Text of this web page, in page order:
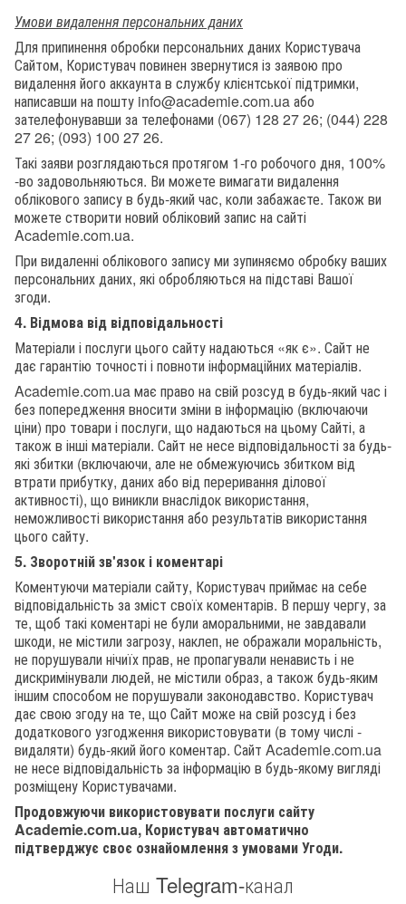
Умови видалення персональних даних
Для припинення обробки персональних даних Користувача
Сайтом, Користувач повинен звернутися із заявою про
видалення його аккаунта в службу клієнтської підтримки,
написавши на пошту info@academie.com.ua або
зателефонувавши за телефонами (067) 128 27 26; (044) 228
27 26; (093) 100 27 26.
Такі заяви розглядаються протягом 1-го робочого дня, 100%
-во задовольняються. Ви можете вимагати видалення
облікового запису в будь-який час, коли забажаєте. Також ви
можете створити новий обліковий запис на сайті
Academie.com.ua.
При видаленні облікового запису ми зупиняємо обробку ваших
персональних даних, які обробляються на підставі Вашої
згоди.
4. Відмова від відповідальності
Матеріали і послуги цього сайту надаються «як є». Сайт не
дає гарантію точності і повноти інформаційних матеріалів.
Academie.com.ua має право на свій розсуд в будь-який час і
без попередження вносити зміни в інформацію (включаючи
ціни) про товари і послуги, що надаються на цьому Сайті, а
також в інші матеріали. Сайт не несе відповідальності за будь-
які збитки (включаючи, але не обмежуючись збитком від
втрати прибутку, даних або від переривання ділової
активності), що виникли внаслідок використання,
неможливості використання або результатів використання
цього сайту.
5. Зворотній зв'язок і коментарі
Коментуючи матеріали сайту, Користувач приймає на себе
відповідальність за зміст своїх коментарів. В першу чергу, за
те, щоб такі коментарі не були аморальними, не завдавали
шкоди, не містили загрозу, наклеп, не ображали моральність,
не порушували нічиїх прав, не пропагували ненависть і не
дискримінували людей, не містили образ, а також будь-яким
іншим способом не порушували законодавство. Користувач
дає свою згоду на те, що Сайт може на свій розсуд і без
додаткового узгодження використовувати (в тому числі -
видаляти) будь-який його коментар. Сайт Academie.com.ua
не несе відповідальність за інформацію в будь-якому вигляді
розміщену Користувачами.
Продовжуючи використовувати послуги сайту
Academie.com.ua, Користувач автоматично
підтверджує своє ознайомлення з умовами Угоди.
Наш Telegram-канал